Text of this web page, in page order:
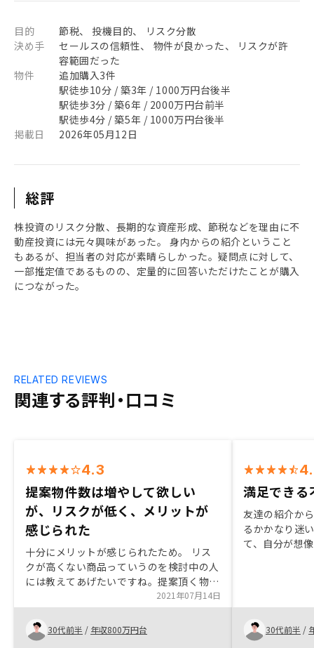
目的
節税、 投機目的、 リスク分散
決め手
セールスの信頼性、 物件が良かった、 リスクが許
容範囲だった
物件
追加購入3件
駅徒歩10分 / 築3年 / 1000万円台後半
駅徒歩3分 / 築6年 / 2000万円台前半
駅徒歩4分 / 築5年 / 1000万円台後半
掲載日
2026年05月12日
総評
株投資のリスク分散、長期的な資産形成、節税などを理由に不
動産投資には元々興味があった。 身内からの紹介ということ
もあるが、担当者の対応が素晴らしかった。疑問点に対して、
一部推定値であるものの、定量的に回答いただけたことが購入
につながった。
関連する評判・口コミ
RELATED REVIEWS
4.3
提案物件数は増やして欲しい
が、リスクが低く、メリットが
感じられた
十分にメリットが感じられたため。 リス
クが高くない商品っていうのを検討中の人
には教えてあげたいですね。提案頂く物件
数が少ないので、比較検討がしずらいかも
です。あとは物件価格が市場で見て適正な
のかどうかを知る方法がないのを改善して
欲しいです。
2021年07月14日
30代前半 / 年収800万円台
満足できる
友達の紹介か
るかかなり迷
て、自分が想
30代前半 /